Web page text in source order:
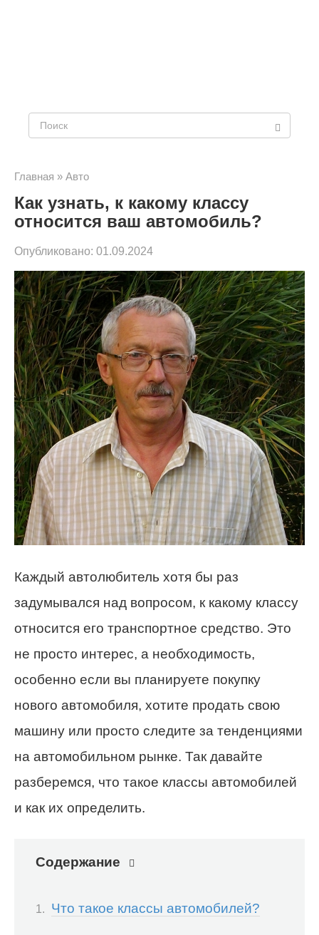
Главная » Авто
Как узнать, к какому классу
относится ваш автомобиль?
Опубликовано: 01.09.2024
Каждый автолюбитель хотя бы раз
задумывался над вопросом, к какому классу
относится его транспортное средство. Это
не просто интерес, а необходимость,
особенно если вы планируете покупку
нового автомобиля, хотите продать свою
машину или просто следите за тенденциями
на автомобильном рынке. Так давайте
разберемся, что такое классы автомобилей
и как их определить.
Содержание
Что такое классы автомобилей?